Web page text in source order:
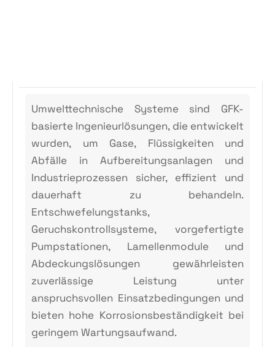
Umwelttechnische Systeme sind GFK-
basierte Ingenieurlösungen, die entwickelt
wurden, um Gase, Flüssigkeiten und
Abfälle in Aufbereitungsanlagen und
Industrieprozessen sicher, effizient und
dauerhaft zu behandeln.
Entschwefelungstanks,
Geruchskontrollsysteme, vorgefertigte
Pumpstationen, Lamellenmodule und
Abdeckungslösungen gewährleisten
zuverlässige Leistung unter
anspruchsvollen Einsatzbedingungen und
bieten hohe Korrosionsbeständigkeit bei
geringem Wartungsaufwand.